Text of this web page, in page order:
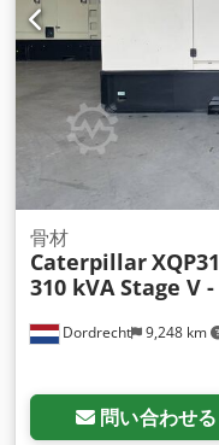
Dordrecht 9,248 km
骨材
Caterpillar
310 kVA Stage V -
問い合わせる